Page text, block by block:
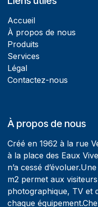
Accueil
À propos de nous
Produits
Services
Légal
Contactez-nous
À propos de nous
Créé en 1962 à la rue
à la place des Eaux
n’a cessé
m2 permet aux
photographique, TV et
chaque